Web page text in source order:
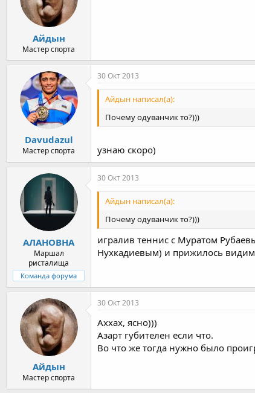
Айдын
Мастер спорта
Davudazul
Мастер спорта
30 Окт 2013
Айдын написал(а):
Почему одуванчик то?)))
узнаю скоро)
АЛАНОВНА
Маршал
ристалища
Команда форума
30 Окт 2013
Айдын написал(а):
Почему одуванчик то?)))
игралив теннис с Муратом
Нухкадиевым) и прижилось
Айдын
Мастер спорта
30 Окт 2013
Аххах, ясно)))
Азарт губителен если что.
Во что же тогда нужно было